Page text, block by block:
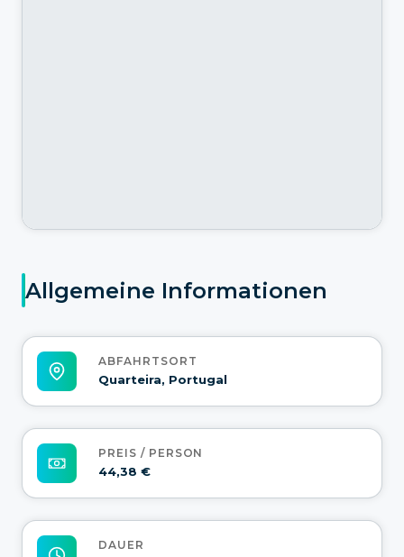
Allgemeine Informationen
ABFAHRTSORT
Quarteira, Portugal
PREIS / PERSON
44,38 €
DAUER